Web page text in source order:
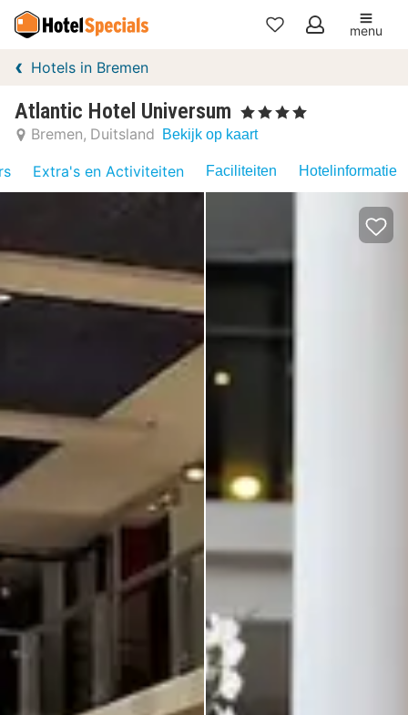
Mijn
menu
Hotels in Bremen
Atlantic Hotel Universum , 4 Sterren
Bremen Duitsland Bekijk op kaart
Extra's en Activiteiten Faciliteiten Hotelinformatie